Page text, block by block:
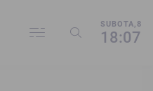
SUBOTA,8
18:07